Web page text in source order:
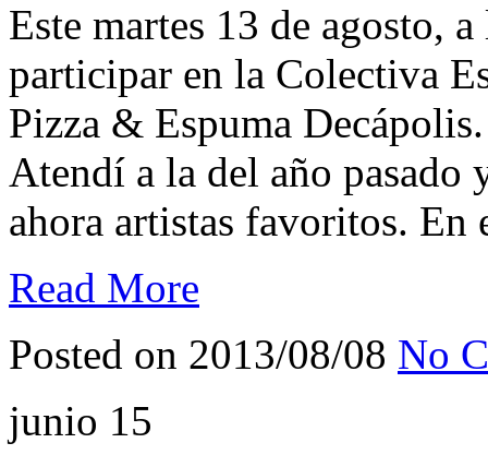
Este martes 13 de agosto,
participar en la Colectiva
Pizza & Espuma
Atendí a la del año pasado
ahora artistas favoritos.
Read More
Posted on 2013/08/08 No
junio 15